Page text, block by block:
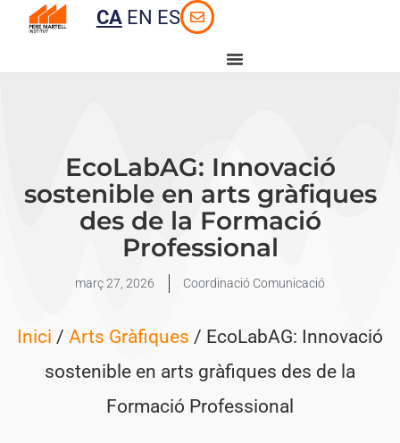
CA EN ES
EcoLabAG: Innovació
sostenible en arts gràfiques
des de la Formació
Professional
març 27, 2026 Coordinació Comunicació
Inici / Arts Gràfiques / EcoLabAG: Innovació
sostenible en arts gràfiques des de la
Formació Professional